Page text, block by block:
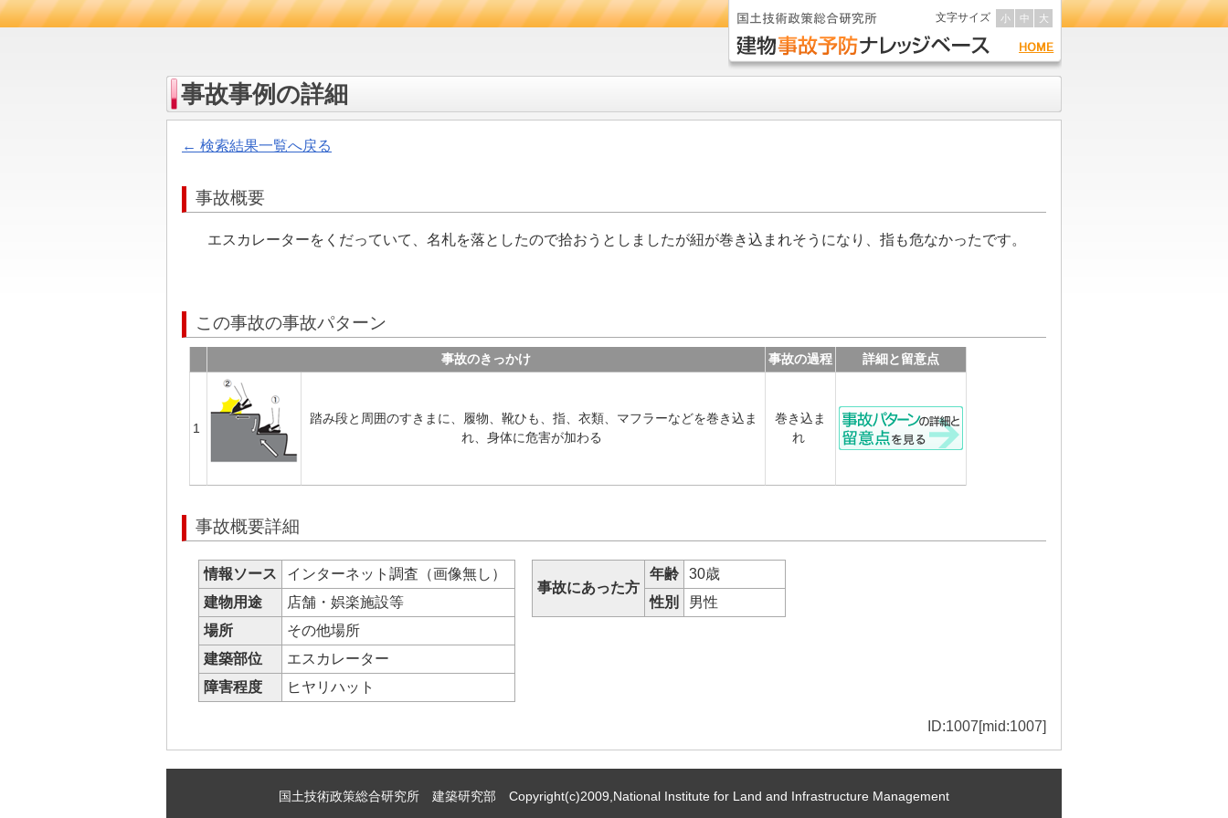
文字サイズ 小 中 大
事故事例の詳細
← 検索結果一覧へ戻る
事故概要
エスカレーターをくだっていて、名札を落としたので拾おうとしましたが紐が巻き込まれそうになり、指も危なかったです。
この事故の事故パターン
事故のきっかけ 事故の過程 詳細と留意点
1
踏み段と周囲のすきまに、履物、靴ひも、指、衣類、マフラーなどを巻き込ま
れ、身体に危害が加わる
巻き込ま
れ
事故概要詳細
情報ソース
インターネット調査（画像無し）
建物用途
店舗・娯楽施設等
場所
その他場所
建築部位
エスカレーター
障害程度
ヒヤリハット
事故にあった方
年齢
30歳
性別
男性
ID:1007[mid:1007]
国土技術政策総合研究所 建築研究部 Copyright(c)2009,National Institute for Land and Infrastructure Management